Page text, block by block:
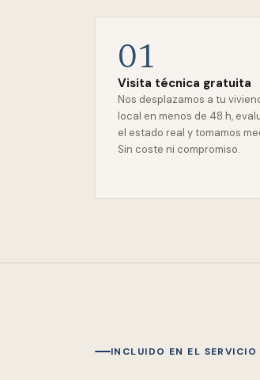
01
Visita técnica gratuita
Nos desplazamos a tu
local en menos de 48 h,
el estado real y tomamos
Sin coste ni compromiso.
INCLUIDO EN EL SERVICIO